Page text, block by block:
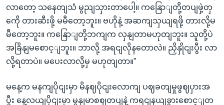
လာတော့ သနေတျသံ မွညျသှားတာပေါ့။ ကနြောျတို့တပျဖှဲ့တှ
ကေို တားဆီးဖို့ မမီတော့ဘူး။ ဗဟိုနဲ့ အဆကျသှယျရဖို့ တားလို့မ
မီတော့ဘူး။ ကနြောျတို့ဘကျက လှနျတာမဟုတျဘူး။ သူတို့ပဲ
အခြိနျမစောင့ျဘူး။ ဘာလို့ အရငျလိုနတောလဲ။ ညှိနှိုငျးပွီး လာ
လို့ရတာပဲ။ မပေးလာလို့မှ မဟုတျတာ။”
မနေ့က မနကျပိုငျးမှာ မိနဈပိုငျးလောကျ ပဈခတျမှုဖွဈပှားအ
ပွီး နေ့လယျပိုငျးမှာ မွနျမာစဈတပျနဲ့ ကရငျနယျခွားစောင့ျတ